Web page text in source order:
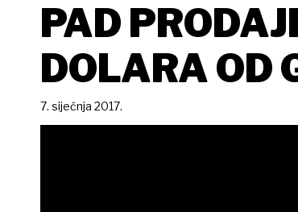
PAD
DOLARA OD
7. siječnja 2017.